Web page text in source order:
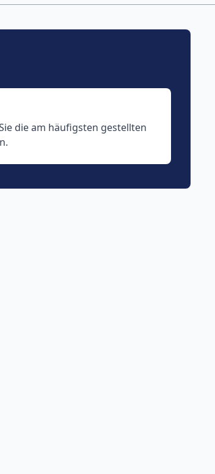
die am häufigsten gestellten